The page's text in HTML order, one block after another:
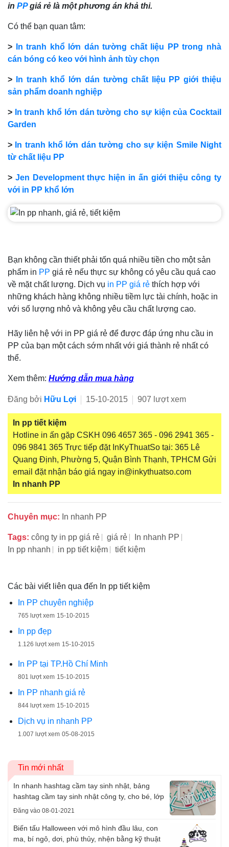
in PPgiá rẻ là một phương án khả thi.
Có thể bạn quan tâm:
>
In tranh khổ lớn dán tường chất liệu PP trong nhà
cán bóng có keo với hình ảnh tùy chọn
>
In tranh khổ lớn dán tường chất liệu PP giới thiệu
sản phẩm doanh nghiệp
> In tranh khổ lớn dán tường cho sự kiện của Cocktail
Garden
> In tranh khổ lớn dán tường cho sự kiện Smile Night
từ chất liệu PP
> Jen Development thực hiện in ấn giới thiệu công ty
với in PP khổ lớn
Bạn không cần thiết phải tốn quá nhiều tiền cho một sản
phẩm in PP giá rẻ nếu thực sự không có yêu cầu quá cao
về mặt chất lượng. Dịch vụ in PP giá rẻ thích hợp với
những khách hàng không nhiều tiềm lực tài chính, hoặc in
với số lượng nhỏ và không yêu cầu chất lượng cao.
Hãy liên hệ với in PP giá rẻ để được đáp ứng nhu cầu in
PP của bạn một cách sớm nhất với giá thành rẻ nhất có
thể.
Xem thêm: Hướng dẫn mua hàng
Đăng bởi Hữu Lợi 15-10-2015 907 lượt xem
In pp tiết kiệm
Hotline in ấn gặp CSKH 096 4657 365 - 096 2941 365 -
096 9841 365 Trực tiếp đặt InKyThuatSo tại: 365 Lê
Quang Định, Phường 5, Quận Bình Thạnh, TPHCM Gửi
email đặt nhận báo giá ngay in@inkythuatso.com
In nhanh PP
Chuyên mục: In nhanh PP
Tags: công ty in pp giá rẻ giá rẻ
In nhanh PP
In pp nhanh
in pp tiết kiệm tiết kiệm
Các bài viết liên qua đến In pp tiết kiệm
In PP chuyên nghiệp
765 lượt xem 15-10-2015
In pp đẹp
1.126 lượt xem 15-10-2015
In PP tại TP.Hồ Chí Minh
801 lượt xem 15-10-2015
In PP nhanh giá rẻ
844 lượt xem 15-10-2015
Dịch vụ in nhanh PP
1.007 lượt xem 05-08-2015
Tin mới nhất
In nhanh hashtag cầm tay sinh nhật, bảng
hashtag cầm tay sinh nhật công ty, cho bé, lớp
Đăng vào 08-01-2021
Biến tấu Halloween với mô hình đầu lâu, con
ma, bí ngô, dơi, phù thủy, nhện bằng kỹ thuật